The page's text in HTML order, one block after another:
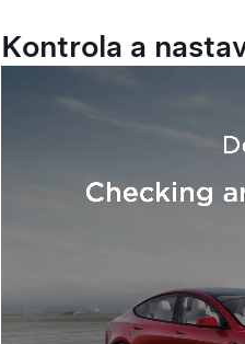
Kontrola a